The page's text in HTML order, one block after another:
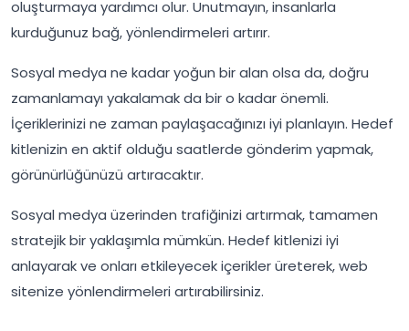
oluşturmaya yardımcı olur. Unutmayın, insanlarla
kurduğunuz bağ, yönlendirmeleri artırır.
Sosyal medya ne kadar yoğun bir alan olsa da, doğru
zamanlamayı yakalamak da bir o kadar önemli.
İçeriklerinizi ne zaman paylaşacağınızı iyi planlayın. Hedef
kitlenizin en aktif olduğu saatlerde gönderim yapmak,
görünürlüğünüzü artıracaktır.
Sosyal medya üzerinden trafiğinizi artırmak, tamamen
stratejik bir yaklaşımla mümkün. Hedef kitlenizi iyi
anlayarak ve onları etkileyecek içerikler üreterek, web
sitenize yönlendirmeleri artırabilirsiniz.